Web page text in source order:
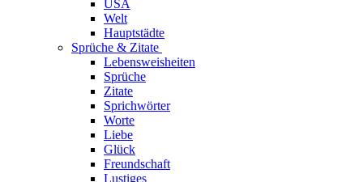
USA
Welt
Hauptstädte
Sprüche & Zitate
Lebensweisheiten
Sprüche
Zitate
Sprichwörter
Worte
Liebe
Glück
Freundschaft
Lustiges